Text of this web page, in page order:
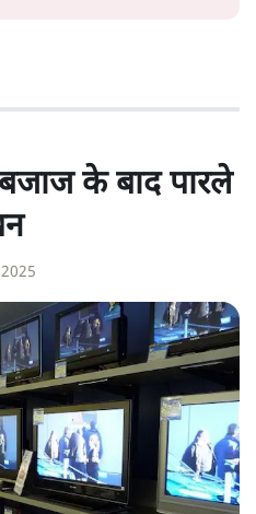
मुद्दों पर लिखते रहते हैं।
के बाद पारले